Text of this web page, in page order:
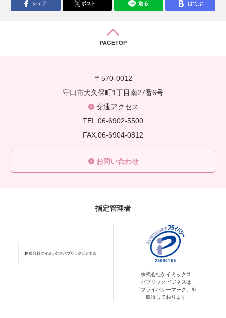
シェア ポスト 送る はてぶ
PAGETOP
〒570-0012
守口市大久保町1丁目南27番6号
交通アクセス
TEL.06-6902-5500
FAX.06-6904-0812
お問い合わせ
指定管理者
株式会社ケイミックス
パブリックビジネスは
「プライバシーマーク」を
取得しております